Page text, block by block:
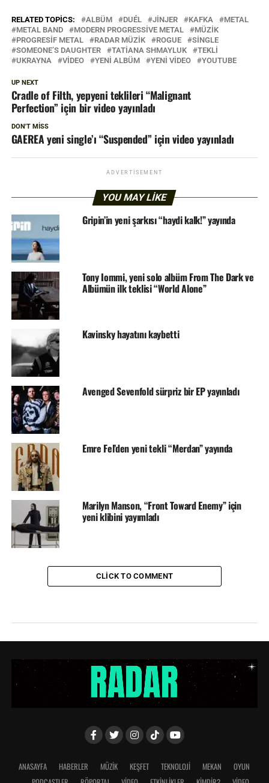
RELATED TOPICS: ALBÜM DUÉL JINJER KAFKA
METAL
METAL BAND
MODERN PROGRESSIVE METAL
MÜZIK
PROGRESIF METAL
RADAR MÜZIK ROGUE
SINGLE
SOMEONE’S DAUGHTER
TATIANA SHMAYLUK
TEKLI
UKRAYNA
VIDEO YENI ALBÜM YENI VIDEO YOUTUBE
UP NEXT
Cradle of Filth, yepyeni teklileri “Malignant
Perfection” için bir video yayınladı
DON'T MISS
GAEREA yeni single’ı “Suspended” için video yayınladı
ADVERTISEMENT
YOU MAY LIKE
Gripin’in yeni şarkısı “haydi kalk!” yayında
Tony Iommi, yeni solo albüm From The Dark ve
Albümün ilk teklisi “World Alone”
Kavinsky hayatını kaybetti
Avenged Sevenfold sürpriz bir EP yayınladı
Emre Fel’den yeni tekli “Merdan” yayında
Marilyn Manson, “Front Toward Enemy” için
yeni klibini yayımladı
CLICK TO COMMENT
ANASAYFA HABERLER MÜZİK KEŞFET TEKNOLOJİ MEKAN
OYUN